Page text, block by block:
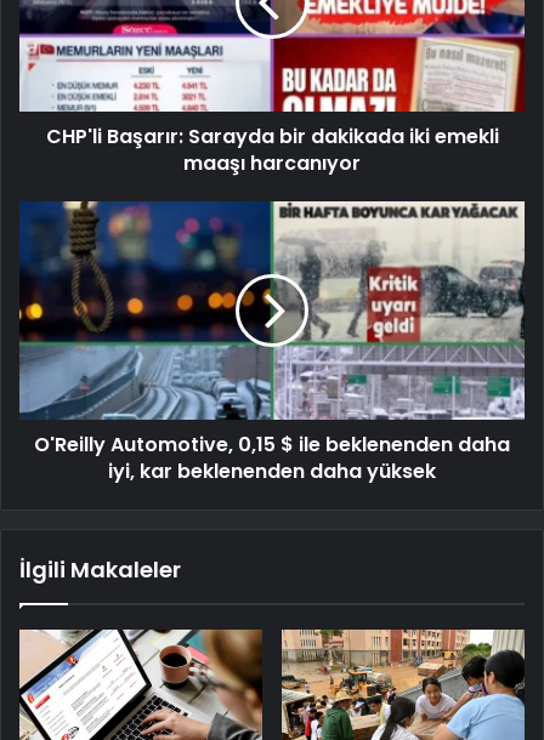
CHP'li Başarır: Sarayda bir dakikada iki emekli
maaşı harcanıyor
O'Reilly Automotive, 0,15 $ ile beklenenden daha
iyi, kar beklenenden daha yüksek
İlgili Makaleler